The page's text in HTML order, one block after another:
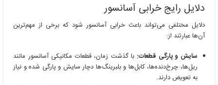
دلایل رایج خرابی آسانسور
دلایل مختلفی می‌تواند باعث خرابی آسانسور شود که برخی از مهم‌ترین
آن‌ها عبارتند از:
سایش و پارگی قطعات: با گذشت زمان، قطعات مکانیکی آسانسور مانند
ریل‌ها، چرخ‌دنده‌ها، کابل‌ها و بلبرینگ‌ها دچار سایش و پارگی شده و نیاز
به تعویض دارند.